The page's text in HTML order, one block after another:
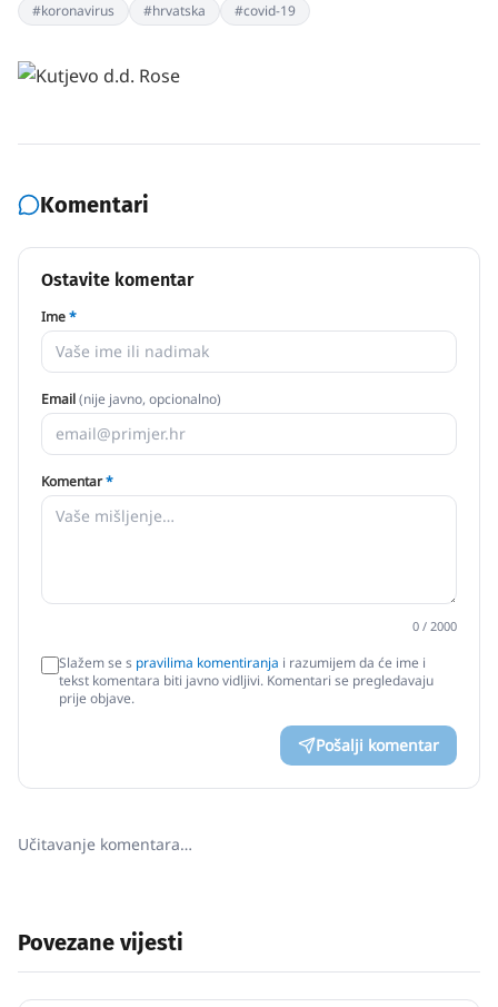
#koronavirus #hrvatska #covid-19
Komentari
Ostavite komentar
Ime*
Email(nije javno, opcionalno)
Komentar*
0 / 2000
Slažem se s pravilima komentiranja i razumijem da će ime i
tekst komentara biti javno vidljivi. Komentari se pregledavaju
prije objave.
Pošalji komentar
Učitavanje komentara…
Povezane vijesti